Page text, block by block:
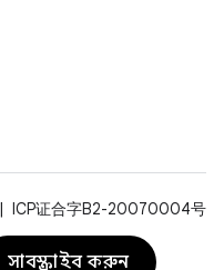
ICP证合字B2-20070004号
সাবস্ক্রাইব করুন